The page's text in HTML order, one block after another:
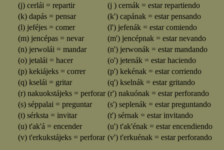
(j) cerlái = repartir
(j ) cernák = estar repartiendo
(k) dapás = pensar
(k') capának = estar pensando
(l) jeféjes = comer
(l') jefenák = estar comiendo
(m) jencépas = nevar
(m') jencépnak = estar nevando
(n) jerwolái = mandar
(n') jerwonák = estar mandando
(o) jetalái = hacer
(o') jetenák = estar haciendo
(p) kekiájeks = correr
(p') kekénak = estar corriendo
(q) kselái = gritar
(q') kselnák = estar gritando
(r) nakuokstájeks = perforar (r') nakuónak = estar perforando
(s) séppalai = preguntar
(s') seplenák = estar preguntando
(t) sérksta = invitar
(t') sérnak = estar invitando
(u) t'ak'á = encender
(u') t'ak'énak = estar encendiendo
(v) t'erkukstájeks = perforar (v') t'erkuénak = estar perforando